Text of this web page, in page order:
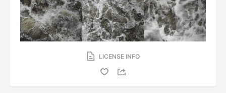
LICENSE INFO